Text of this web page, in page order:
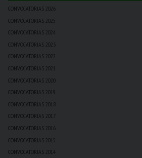
CONVOCATORIAS 2026
CONVOCATORIAS 2025
CONVOCATORIAS 2024
CONVOCATORIAS 2023
CONVOCATORIAS 2022
CONVOCATORIAS 2021
CONVOCATORIAS 2020
CONVOCATORIAS 2019
CONVOCATORIAS 2018
CONVOCATORIAS 2017
CONVOCATORIAS 2016
CONVOCATORIAS 2015
CONVOCATORIAS 2014